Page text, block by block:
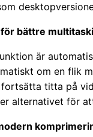
bättre
är
om en flik
titta på
alternativet för